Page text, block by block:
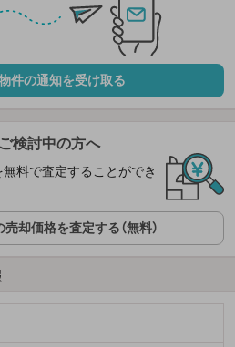
件の通知を受け取る
検討中の方へ
料で査定することができ
却価格を査定する（無料）